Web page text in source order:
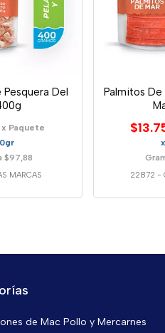
Del
x Paquete
$97,88
MARCAS
Palmitos De
22872 -
de Mac Pollo y Mercarnes